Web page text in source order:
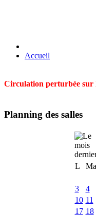
Accueil
Circulation perturbée sur
Planning des salles
L
Ma
3
4
10 11
17 18